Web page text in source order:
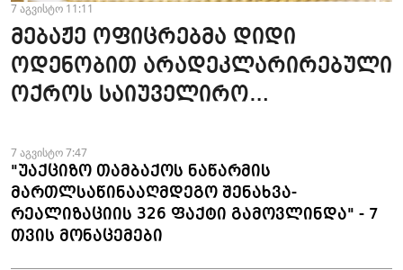
7 აგვისტო 11:11
მებაჟე ოფიცრებმა დიდი
ოდენობით არადეკლარირებული
ოქროს საიუველირო
ფაქტები აღკვეთეს
7 აგვისტო 7:47
"უაქციზო თამბაქოს ნაწარმის
მართლსაწინააღმდეგო შენახვა-
რეალიზაციის 326 ფაქტი გამოვლინდა" - 7
თვის მონაცემები